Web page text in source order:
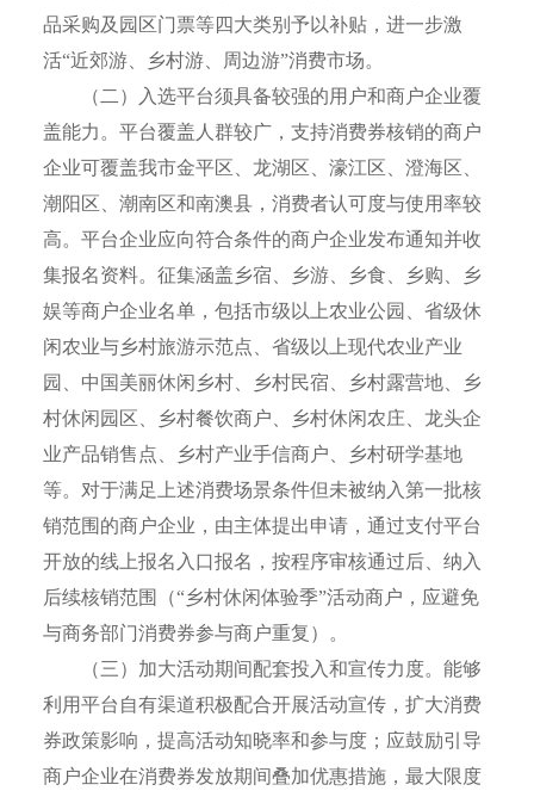
品采购及园区门票等四大类别予以补贴，进一步激
活“近郊游、乡村游、周边游”消费市场。
（二）入选平台须具备较强的用户和商户企业覆
盖能力。平台覆盖人群较广，支持消费券核销的商户
企业可覆盖我市金平区、龙湖区、濠江区、澄海区、
潮阳区、潮南区和南澳县，消费者认可度与使用率较
高。平台企业应向符合条件的商户企业发布通知并收
集报名资料。征集涵盖乡宿、乡游、乡食、乡购、乡
娱等商户企业名单，包括市级以上农业公园、省级休
闲农业与乡村旅游示范点、省级以上现代农业产业
园、中国美丽休闲乡村、乡村民宿、乡村露营地、乡
村休闲园区、乡村餐饮商户、乡村休闲农庄、龙头企
业产品销售点、乡村产业手信商户、乡村研学基地
等。对于满足上述消费场景条件但未被纳入第一批核
销范围的商户企业，由主体提出申请，通过支付平台
开放的线上报名入口报名，按程序审核通过后、纳入
后续核销范围（“乡村休闲体验季”活动商户，应避免
与商务部门消费券参与商户重复）。
（三）加大活动期间配套投入和宣传力度。能够
利用平台自有渠道积极配合开展活动宣传，扩大消费
券政策影响，提高活动知晓率和参与度；应鼓励引导
商户企业在消费券发放期间叠加优惠措施，最大限度